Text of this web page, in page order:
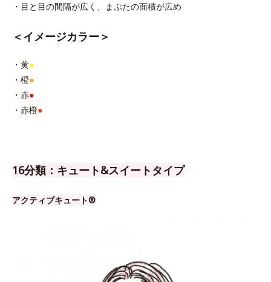
・目と目の間隔が広く、まぶたの面積が広め
＜イメージカラー＞
・黄●
・橙●
・赤●
・赤橙●
16分類：キュート&スイートタイプ
アクティブキュート®